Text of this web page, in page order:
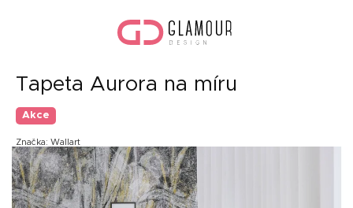
Tapeta Aurora na míru
Akce
Značka: Wallart